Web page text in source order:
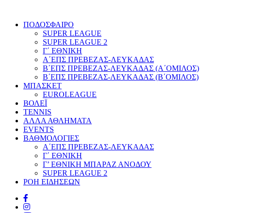
ΠΟΔΟΣΦΑΙΡΟ
SUPER LEAGUE
SUPER LEAGUE 2
Γ΄ ΕΘΝΙΚΗ
Α΄ΕΠΣ ΠΡΕΒΕΖΑΣ-ΛΕΥΚΑΔΑΣ
Β΄ΕΠΣ ΠΡΕΒΕΖΑΣ-ΛΕΥΚΑΔΑΣ (Α΄ΟΜΙΛΟΣ)
Β΄ΕΠΣ ΠΡΕΒΕΖΑΣ-ΛΕΥΚΑΔΑΣ (Β΄ΟΜΙΛΟΣ)
ΜΠΑΣΚΕΤ
EUROLEAGUE
ΒΟΛΕΪ
TENNIS
ΑΛΛΑ ΑΘΛΗΜΑΤΑ
EVENTS
ΒΑΘΜΟΛΟΓΙΕΣ
Α΄ΕΠΣ ΠΡΕΒΕΖΑΣ-ΛΕΥΚΑΔΑΣ
Γ΄ ΕΘΝΙΚΗ
Γ’ ΕΘΝΙΚΗ ΜΠΑΡΑΖ ΑΝΟΔΟΥ
SUPER LEAGUE 2
ΡΟΗ ΕΙΔΗΣΕΩΝ